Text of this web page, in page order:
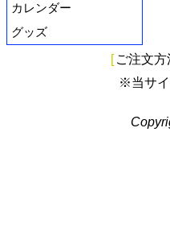
カレンダー
グッズ
[ ご注文方
※当サイ